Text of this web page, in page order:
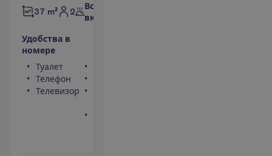
37 m² 2
Все
включено
Удобства в
номере
Туалет
Телефон
Телевизор